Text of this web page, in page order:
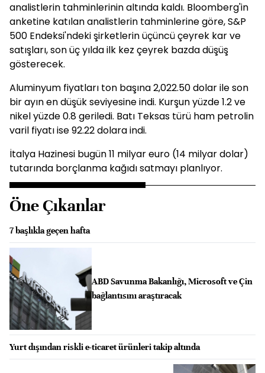
analistlerin tahminlerinin altında kaldı. Bloomberg'in
anketine katılan analistlerin tahminlerine göre, S&P
500 Endeksi'ndeki şirketlerin üçüncü çeyrek kar ve
satışları, son üç yılda ilk kez çeyrek bazda düşüş
gösterecek.
Aluminyum fiyatları ton başına 2,022.50 dolar ile son
bir ayın en düşük seviyesine indi. Kurşun yüzde 1.2 ve
nikel yüzde 0.8 geriledi. Batı Teksas türü ham petrolin
varil fiyatı ise 92.22 dolara indi.
İtalya Hazinesi bugün 11 milyar euro (14 milyar dolar)
tutarında borçlanma kağıdı satmayı planlıyor.
Öne Çıkanlar
7 başlıkla geçen hafta
ABD Savunma Bakanlığı, Microsoft ve Çin
bağlantısını araştıracak
Yurt dışından riskli e-ticaret ürünleri takip altında